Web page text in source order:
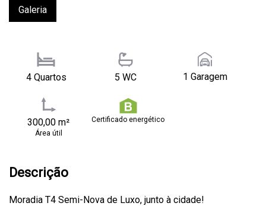
Galeria
4 Quartos 5 WC 1 Garagem
300,00 m²
Área útil
Certificado energético
Descrição
Moradia T4 Semi-Nova de Luxo, junto à cidade!